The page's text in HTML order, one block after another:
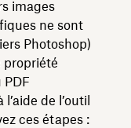
images
ne sont
Photoshop)
propriété
de l’outil
ces étapes :